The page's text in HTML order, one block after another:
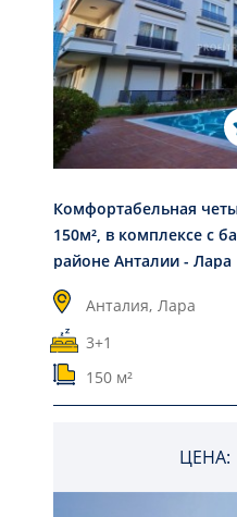
Комфортабельная
150м², в комплексе с
районе Анталии - Лара
Анталия, Лара
3+1
150 м²
ЦЕНА: